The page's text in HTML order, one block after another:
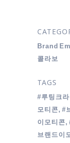
Brand
콜라보
TAGS
#루팅크
모티콘, #
이모티콘,
브랜드이